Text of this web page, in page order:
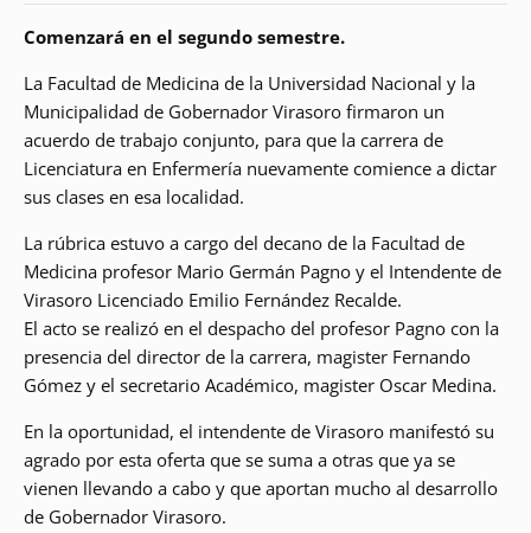
Comenzará en el segundo semestre.
La Facultad de Medicina de la Universidad Nacional y la
Municipalidad de Gobernador Virasoro firmaron un
acuerdo de trabajo conjunto, para que la carrera de
Licenciatura en Enfermería nuevamente comience a dictar
sus clases en esa localidad.
La rúbrica estuvo a cargo del decano de la Facultad de
Medicina profesor Mario Germán Pagno y el Intendente de
Virasoro Licenciado Emilio Fernández Recalde.
El acto se realizó en el despacho del profesor Pagno con la
presencia del director de la carrera, magister Fernando
Gómez y el secretario Académico, magister Oscar Medina.
En la oportunidad, el intendente de Virasoro manifestó su
agrado por esta oferta que se suma a otras que ya se
vienen llevando a cabo y que aportan mucho al desarrollo
de Gobernador Virasoro.